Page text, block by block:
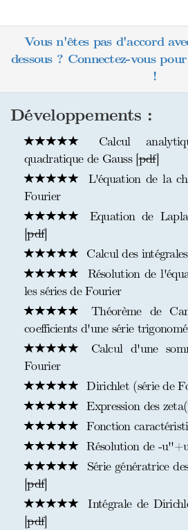
Vous n'êtes pas d'accord
dessous ? Connectez-vous
!
Développements :
Calcul
quadratique de Gauss [pdf]
L'équation de la
Fourier
Equation de
[pdf]
Calcul des
Résolution de
les séries de Fourier
Théorème de
coefficients d'une série
Calcul d'une
Fourier
Dirichlet (série de
Expression des
Fonction
Résolution de -
Série génératrice
[pdf]
Intégrale de
[pdf]